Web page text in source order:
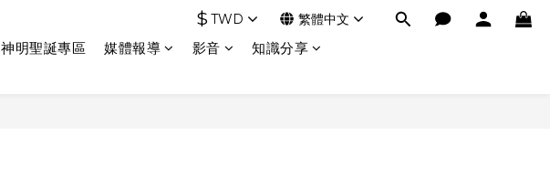
$ TWD 繁體中文
神明聖誕專區 媒體報導 影音 知識分享